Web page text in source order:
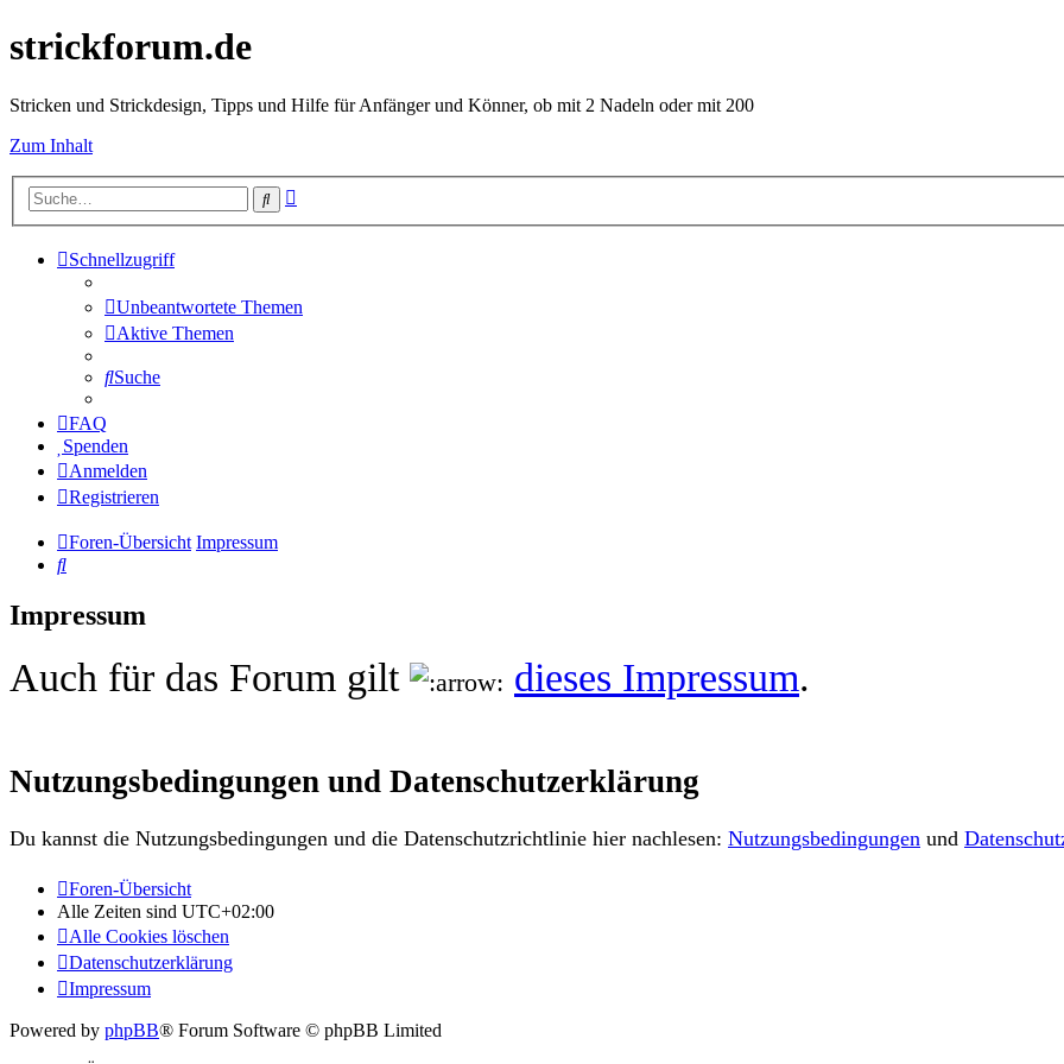
strickforum.de
Stricken und Strickdesign, Tipps und Hilfe für Anfänger und Könner, ob mit 2 Nadeln oder mit 200
Zum Inhalt
Suche
Schnellzugriff
Unbeantwortete Themen
Aktive Themen
Suche
FAQ
Spenden
Anmelden
Registrieren
Foren-Übersicht Impressum
Suche
Impressum
Auch für das Forum gilt dieses Impressum.
Nutzungsbedingungen und Datenschutzerklärung
Du kannst die Nutzungsbedingungen und die Datenschutzrichtlinie hier nachlesen: Nutzungsbedingungen und
Foren-Übersicht
Alle Zeiten sind UTC+02:00
Alle Cookies löschen
Datenschutzerklärung
Impressum
Powered by phpBB® Forum Software © phpBB Limited